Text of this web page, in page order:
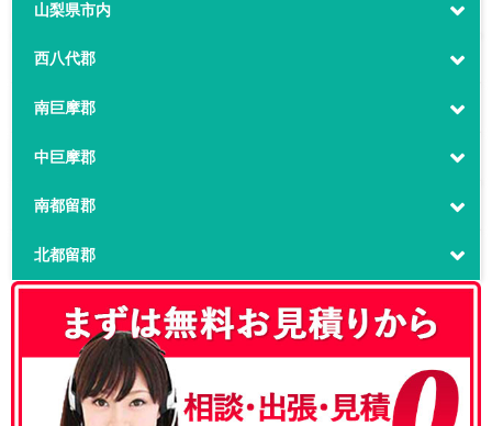
山梨県市内
西八代郡
南巨摩郡
中巨摩郡
南都留郡
北都留郡